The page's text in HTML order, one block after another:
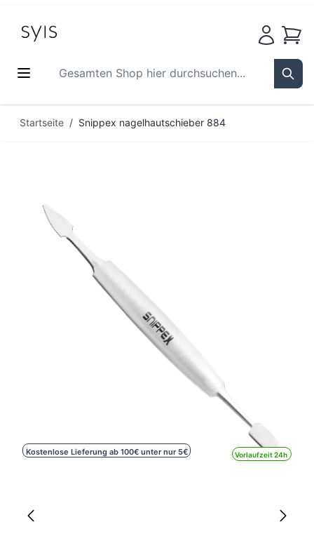
Gesamten Shop hier durchsuchen...
Startseite / Snippex nagelhautschieber 884
Kostenlose Lieferung ab 100€ unter nur 5€ Vorlaufzeit 24h